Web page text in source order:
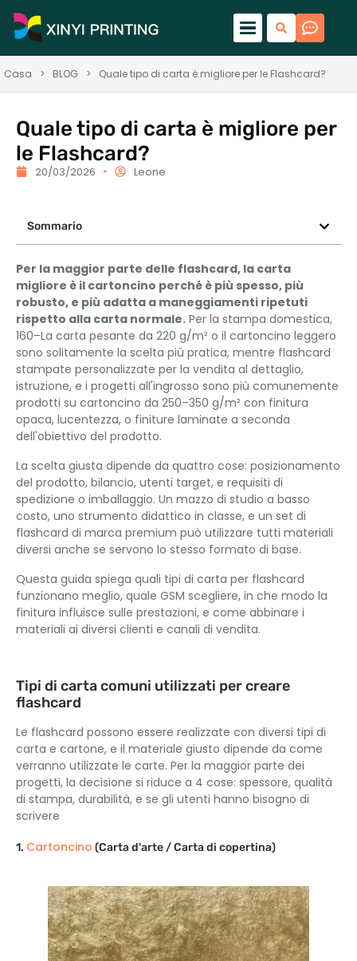
Casa > BLOG > Quale tipo di carta è migliore per le Flashcard?
Quale tipo di carta è migliore per
le Flashcard?
20/03/2026 Leone
Sommario
Per la maggior parte delle flashcard, la carta
migliore è il cartoncino perché è più spesso, più
robusto, e più adatta a maneggiamenti ripetuti
rispetto alla carta normale. Per la stampa domestica,
160–La carta pesante da 220 g/m² o il cartoncino leggero
sono solitamente la scelta più pratica, mentre flashcard
stampate personalizzate per la vendita al dettaglio,
istruzione, e i progetti all'ingrosso sono più comunemente
prodotti su cartoncino da 250–350 g/m² con finitura
opaca, lucentezza, o finiture laminate a seconda
dell'obiettivo del prodotto.
La scelta giusta dipende da quattro cose: posizionamento
del prodotto, bilancio, utenti target, e requisiti di
spedizione o imballaggio. Un mazzo di studio a basso
costo, uno strumento didattico in classe, e un set di
flashcard di marca premium può utilizzare tutti materiali
diversi anche se servono lo stesso formato di base.
Questa guida spiega quali tipi di carta per flashcard
funzionano meglio, quale GSM scegliere, in che modo la
finitura influisce sulle prestazioni, e come abbinare i
materiali ai diversi clienti e canali di vendita.
Tipi di carta comuni utilizzati per creare
flashcard
Le flashcard possono essere realizzate con diversi tipi di
carta e cartone, e il materiale giusto dipende da come
verranno utilizzate le carte. Per la maggior parte dei
progetti, la decisione si riduce a 4 cose: spessore, qualità
di stampa, durabilità, e se gli utenti hanno bisogno di
scrivere
1. Cartoncino (Carta d'arte / Carta di copertina)